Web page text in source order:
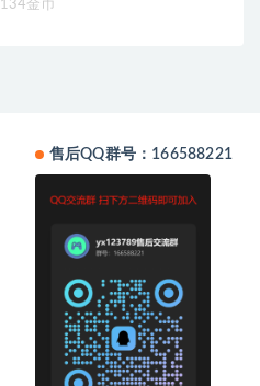
134金币
售后QQ群号：166588221